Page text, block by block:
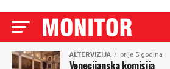
ALTERVIZIJA prije 5 godina
Venecijanska komisija